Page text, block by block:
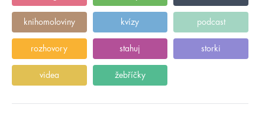
knihomoloviny kvízy podcast
rozhovory stahuj storki
videa žebříčky